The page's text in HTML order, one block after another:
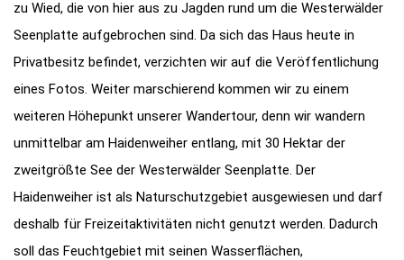
zu Wied, die von hier aus zu Jagden rund um die Westerwälder
Seenplatte aufgebrochen sind. Da sich das Haus heute in
Privatbesitz befindet, verzichten wir auf die Veröffentlichung
eines Fotos. Weiter marschierend kommen wir zu einem
weiteren Höhepunkt unserer Wandertour, denn wir wandern
unmittelbar am Haidenweiher entlang, mit 30 Hektar der
zweitgrößte See der Westerwälder Seenplatte. Der
Haidenweiher ist als Naturschutzgebiet ausgewiesen und darf
deshalb für Freizeitaktivitäten nicht genutzt werden. Dadurch
soll das Feuchtgebiet mit seinen Wasserflächen,